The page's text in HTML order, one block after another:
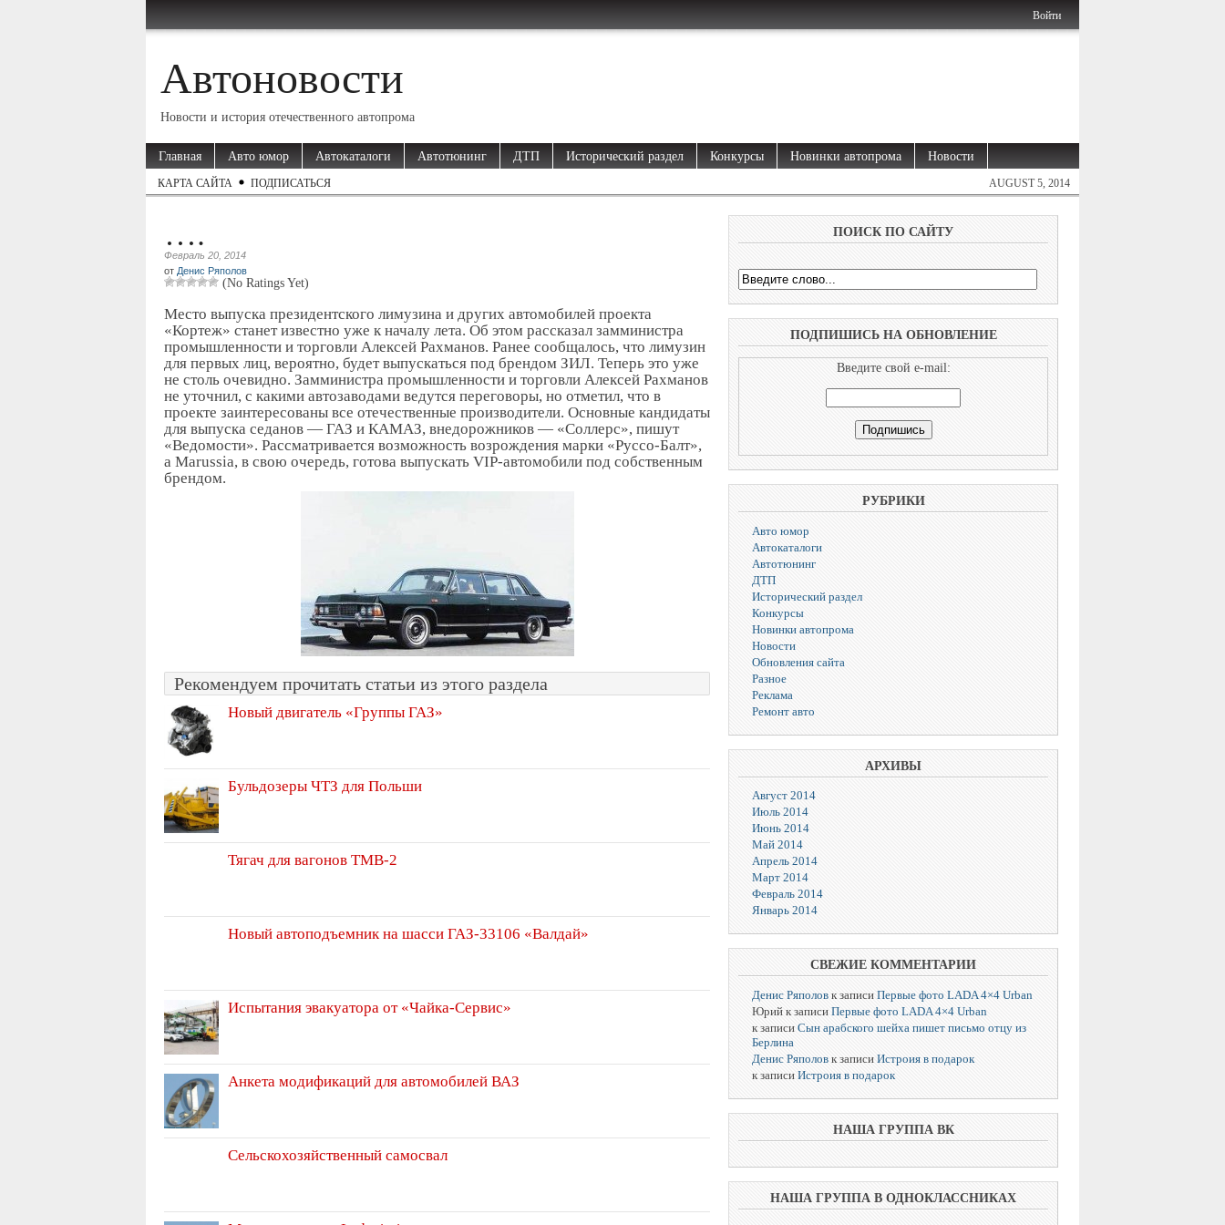
Войти
Автоновости
Новости и история отечественного автопрома
Главная Авто юмор Автокаталоги Автотюнинг ДТП Исторический раздел Конкурсы Новинки автопрома Новости
КАРТА САЙТА ПОДПИСАТЬСЯ AUGUST 5, 2014
….
Февраль 20, 2014
от Денис Ряполов
(No Ratings Yet)
Место выпуска президентского лимузина и других автомобилей проекта
«Кортеж» станет известно уже к началу лета. Об этом рассказал замминистра
промышленности и торговли Алексей Рахманов. Ранее сообщалось, что лимузин
для первых лиц, вероятно, будет выпускаться под брендом ЗИЛ. Теперь это уже
не столь очевидно. Замминистра промышленности и торговли Алексей Рахманов
не уточнил, с какими автозаводами ведутся переговоры, но отметил, что в
проекте заинтересованы все отечественные производители. Основные кандидаты
для выпуска седанов — ГАЗ и КАМАЗ, внедорожников — «Соллерс», пишут
«Ведомости». Рассматривается возможность возрождения марки «Руссо-Балт»,
а Marussia, в свою очередь, готова выпускать VIP-автомобили под собственным
брендом.
Рекомендуем прочитать статьи из этого раздела
Новый двигатель «Группы ГАЗ»
Бульдозеры ЧТЗ для Польши
Тягач для вагонов ТМВ-2
Новый автоподъемник на шасси ГАЗ-33106 «Валдай»
Испытания эвакуатора от «Чайка-Сервис»
Анкета модификаций для автомобилей ВАЗ
Сельскохозяйственный самосвал
ПОИСК ПО САЙТУ
ПОДПИШИСЬ НА ОБНОВЛЕНИЕ
Введите свой e-mail:
РУБРИКИ
Авто юмор
Автокаталоги
Автотюнинг
ДТП
Исторический раздел
Конкурсы
Новинки автопрома
Новости
Обновления сайта
Разное
Реклама
Ремонт авто
АРХИВЫ
Август 2014
Июль 2014
Июнь 2014
Май 2014
Апрель 2014
Март 2014
Февраль 2014
Январь 2014
СВЕЖИЕ КОММЕНТАРИИ
Денис Ряполов к записи Первые фото LADA 4×4 Urban
Юрий к записи Первые фото LADA 4×4 Urban
к записи Сын арабского шейха пишет письмо отцу из
Берлина
Денис Ряполов к записи Истроия в подарок
к записи Истроия в подарок
НАША ГРУППА ВК
НАША ГРУППА В ОДНОКЛАССНИКАХ